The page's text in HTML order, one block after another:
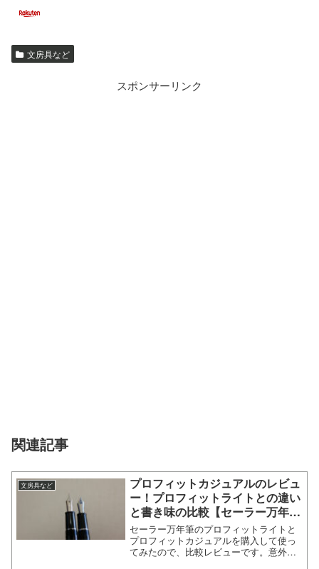
文房具など
スポンサーリンク
関連記事
文房具など
プロフィットカジュアルのレビュ
ー！プロフィットライトとの違い
と書き味の比較【セーラー万年
筆】
セーラー万年筆のプロフィットライトと
プロフィットカジュアルを購入して使っ
てみたので、比較レビューです。意外に